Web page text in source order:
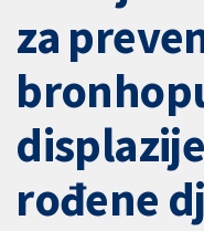
za
rođene